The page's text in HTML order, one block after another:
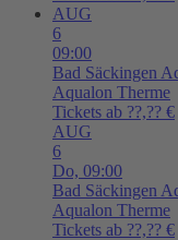
AUG
6
09:00
Bad Säckingen
Aqualon Therme
Tickets ab ??,?? €
AUG
6
Do, 09:00
Bad Säckingen
Aqualon Therme
Tickets ab ??,?? €